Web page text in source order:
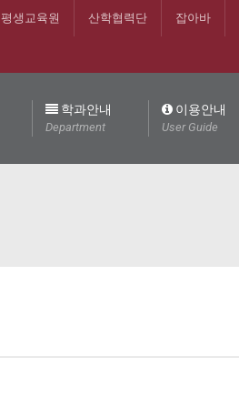
평생교육원 산학협력단 잡아바
학과안내
Department
이용안내
User Guide